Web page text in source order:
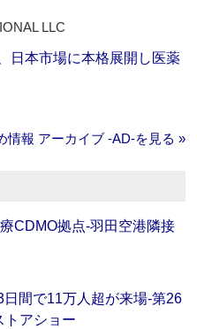
LLC
日本市場に本格展開し医薬
情報 アーカイブ ‐AD‐を見る »
CDMO拠点‐羽田空港隣接
日間で11万人超が来場‐第26
トアショー